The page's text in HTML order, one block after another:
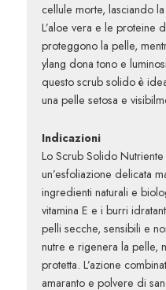
cellule morte, lasciando
L’aloe vera e le proteine
proteggono la pelle,
ylang dona tono e
questo scrub solido è
una pelle setosa e
Indicazioni
Lo Scrub Solido
un’esfoliazione delicata
ingredienti naturali e
vitamina E e i burri
pelli secche, sensibili e
nutre e rigenera la pelle,
protetta. L’azione
amaranto e polvere di